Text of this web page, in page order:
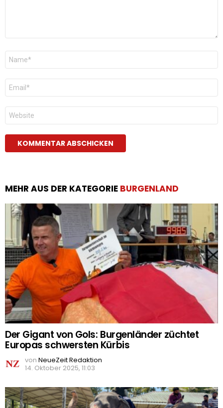
Name
E-
Mail
*
Website
MEHR AUS DER KATEGORIE BURGENLAND
Der Gigant von Gols: Burgenländer züchtet
Europas schwersten Kürbis
von NeueZeit Redaktion
14. Oktober 2025, 11:03